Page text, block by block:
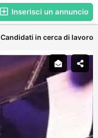
Inserisci un annuncio
Candidati in cerca di lavoro